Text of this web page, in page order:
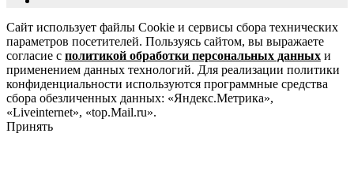
Сайт использует файлы Cookie и сервисы сбора технических
параметров посетителей. Пользуясь сайтом, вы выражаете
согласие с политикой обработки персональных данных и
применением данных технологий. Для реализации политики
конфиденциальности используются программные средства
сбора обезличенных данных: «Яндекс.Метрика»,
«Liveinternet», «top.Mail.ru».
Принять